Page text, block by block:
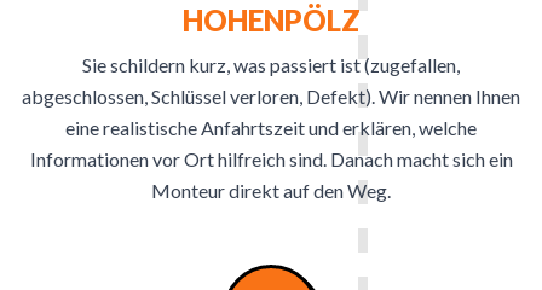
HOHENPÖLZ
Sie schildern kurz, was passiert ist (zugefallen,
abgeschlossen, Schlüssel verloren, Defekt). Wir nennen Ihnen
eine realistische Anfahrtszeit und erklären, welche
Informationen vor Ort hilfreich sind. Danach macht sich ein
Monteur direkt auf den Weg.